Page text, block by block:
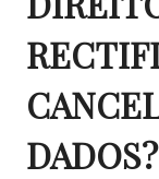
DADOS?